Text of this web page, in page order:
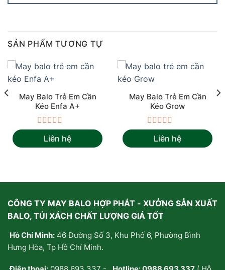
SẢN PHẨM TƯƠNG TỰ
May Balo Trẻ Em Cần
Kéo Enfa A+
Được
xếp
hạng
Liên hệ
May Balo Trẻ Em Cần
Kéo Grow
Được
xếp
hạng
Liên hệ
CÔNG TY MAY BALO HỢP PHÁT - XƯỞNG SẢN XUẤT
BALO, TÚI XÁCH CHẤT LƯỢNG GIÁ TỐT
Hồ Chí Minh: 46 Đường Số 3, Khu Phố 6, Phường Bình
Hưng Hòa, Tp Hồ Chí Minh.